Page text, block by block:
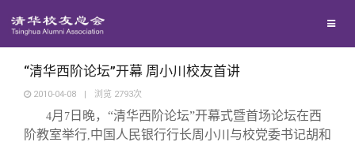
地区联络
年级联络
回馈母校
捐赠项目
媒体平台
“清华西阶论坛”开幕 周小川校友首讲
2010-04-08 | 浏览 2793次
4月 7 日晚，“清华西阶论坛”开幕式暨首场论坛在西
阶教室举行,中国人民银行行长周小川与校党委书记胡和